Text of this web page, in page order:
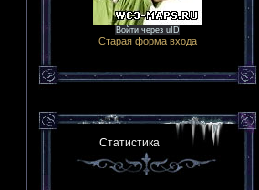
Войти через uID
Старая форма входа
Статистика